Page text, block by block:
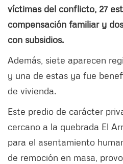
víctimas del conflicto, 27
compensación familiar y
con subsidios.
Además, siete aparecen
y una de estas ya fue
de vivienda.
Este predio de carácter
cercano a la quebrada El
para el asentamiento
de remoción en masa,